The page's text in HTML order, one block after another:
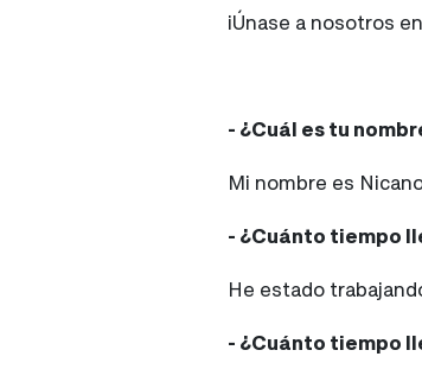
¡Únase a nosotros
- ¿Cuál es tu
Mi nombre es
- ¿Cuánto tiempo
He estado
- ¿Cuánto tiempo